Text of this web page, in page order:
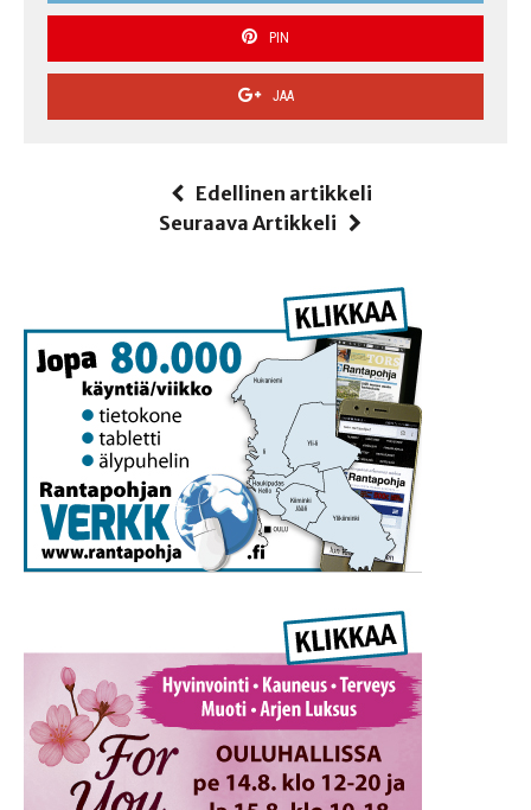
PIN
JAA
Edellinen artikkeli
Seuraava Artikkeli